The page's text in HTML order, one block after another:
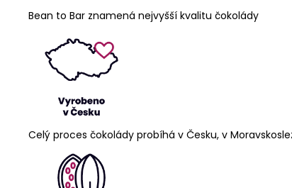
Bean to Bar znamená nejvyšší kvalitu čokolády
Celý proces čokolády probíhá v Česku, v